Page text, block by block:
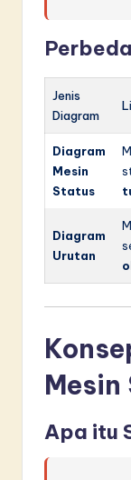
Jenis
Diagram
Diagram
Mesin
Status
Diagram
Urutan
Apa itu